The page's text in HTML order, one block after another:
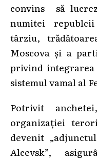
convins să
numitei
târziu,
Moscova și a
privind
sistemul vamal al
Potrivit
organizației
devenit
Alcevsk”,